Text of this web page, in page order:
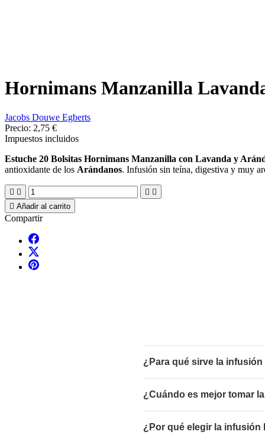
Hornimans Manzanilla
Jacobs Douwe Egberts
Precio: 2,75 €
Impuestos incluidos
Estuche 20 Bolsitas Hornimans Manzanilla con Lavanda y
antioxidante de los Arándanos. Infusión sin teína, digestiva y muy
   
 Añadir al carrito
Compartir
¿Para qué sirve la
¿Cuándo es mejor tomar
¿Por qué elegir la infusión